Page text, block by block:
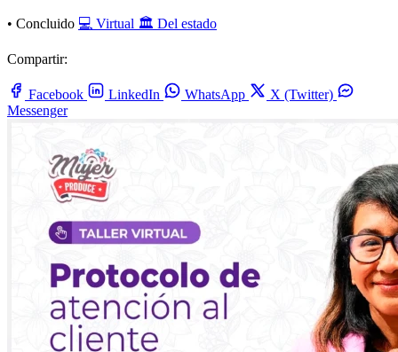
• Concluido 💻 Virtual 🏛️ Del estado
Compartir:
Facebook LinkedIn WhatsApp
X (Twitter)
Messenger